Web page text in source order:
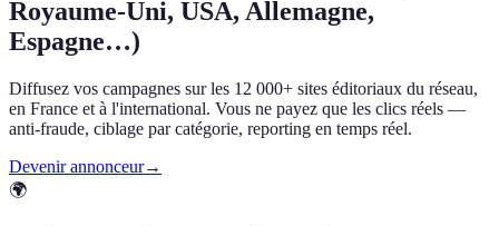
Royaume-Uni, USA, Allemagne,
Espagne…)
Diffusez vos campagnes sur les 12 000+ sites éditoriaux du réseau,
en France et à l'international. Vous ne payez que les clics réels —
anti-fraude, ciblage par catégorie, reporting en temps réel.
Devenir annonceur→
🌍